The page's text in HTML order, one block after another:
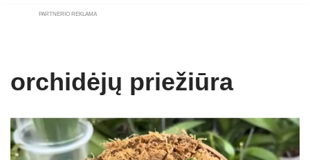
PARTNERIO REKLAMA
orchidėjų priežiūra